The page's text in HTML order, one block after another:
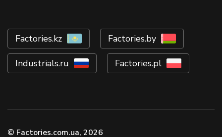
Factories.kz Factories.by
Industrials.ru Factories.pl
© Factories.com.ua, 2026